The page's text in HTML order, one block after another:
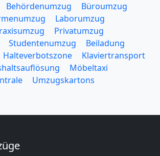
Behördenumzug
Büroumzug
Laborumzug
Privatumzug
Studentenumzug
Beiladung
Halteverbotszone
Klaviertransport
Möbeltaxi
Umzugskartons